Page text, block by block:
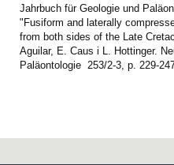
Jahrbuch für Geologie und
"Fusiform and laterally
from both sides of the Late
Aguilar, E. Caus i L. Hottinger.
Paläontologie 253/2-3, p. 229-